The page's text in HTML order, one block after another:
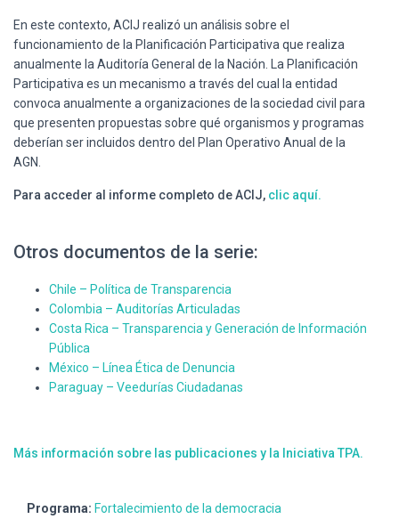
En este contexto, ACIJ realizó un análisis sobre el
funcionamiento de la Planificación Participativa que realiza
anualmente la Auditoría General de la Nación. La Planificación
Participativa es un mecanismo a través del cual la entidad
convoca anualmente a organizaciones de la sociedad civil para
que presenten propuestas sobre qué organismos y programas
deberían ser incluidos dentro del Plan Operativo Anual de la
AGN.
Para acceder al informe completo de ACIJ, clic aquí.
Otros documentos de la serie:
Chile – Política de Transparencia
Colombia – Auditorías Articuladas
Costa Rica – Transparencia y Generación de Información
Pública
México – Línea Ética de Denuncia
Paraguay – Veedurías Ciudadanas
Más información sobre las publicaciones y la Iniciativa TPA.
Programa: Fortalecimiento de la democracia